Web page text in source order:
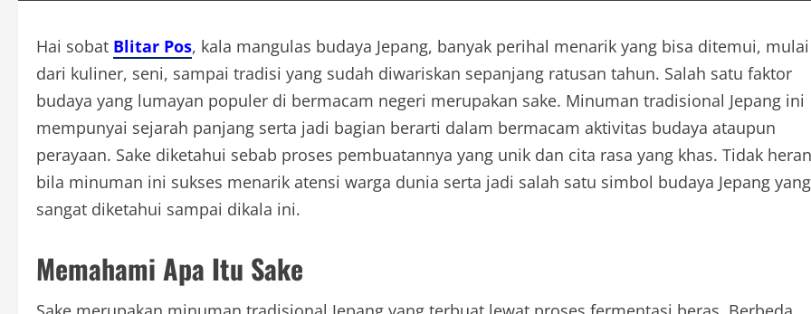
Hai sobat Blitar Pos, kala mangulas budaya Jepang, banyak perihal menarik yang bisa ditemui, mulai
dari kuliner, seni, sampai tradisi yang sudah diwariskan sepanjang ratusan tahun. Salah satu faktor
budaya yang lumayan populer di bermacam negeri merupakan sake. Minuman tradisional Jepang ini
mempunyai sejarah panjang serta jadi bagian berarti dalam bermacam aktivitas budaya ataupun
perayaan. Sake diketahui sebab proses pembuatannya yang unik dan cita rasa yang khas. Tidak heran
bila minuman ini sukses menarik atensi warga dunia serta jadi salah satu simbol budaya Jepang yang
sangat diketahui sampai dikala ini.
Memahami Apa Itu Sake